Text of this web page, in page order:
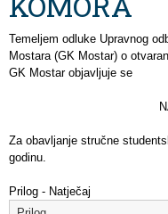
Temeljem odluke Upravnog
Mostara (GK Mostar) o
GK Mostar objavljuje se
Za obavljanje stručne
godinu.
Prilog - Natječaj